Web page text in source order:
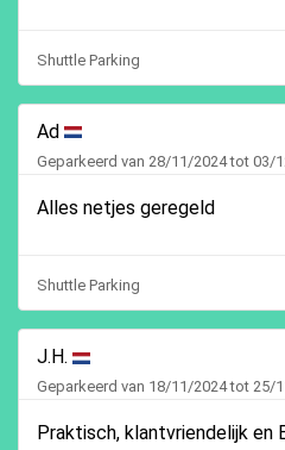
Shuttle Parking
Ad
Geparkeerd van 28/11/2024 tot 03/
Alles netjes geregeld
Shuttle Parking
J.H.
Geparkeerd van 18/11/2024 tot 25/
Praktisch, klantvriendelijk en